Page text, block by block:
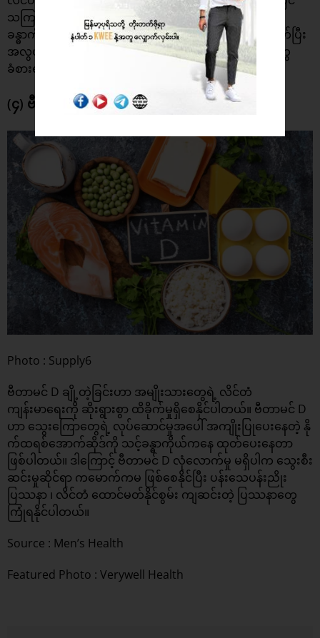
သကြားဓာတ်ကို လိုတာထက်ပိုပြီး စားသုံးတဲ့အခါ ကွီးတို့
ခန္ဓာကိုယ်မှာ စွမ်းအင်ကျဆင်းမှု ပြဿနာကို ဖြစ်ပေါ်စေတတ်ပြီး
အလွယ်တကူ ပင်ပန်းနွမ်းနယ်တာ ၊ လေးလံထိုင်းမှိုင်းတာတွေ
ခံစားရနိုင်ပါတယ်။
(၄) ဗီတာမင် D အလုံအလောက် မဖြည့်တင်းခြင်း
Photo : Supply6
ဗီတာမင် D ချို့တဲ့ခြင်းဟာ အမျိုးသားတွေရဲ့ လိင်တံ
ကျန်းမာရေးကို ဆိုးရွားစွာ ထိခိုက်မှုရှိစေနိုင်ပါတယ်။ ဗီတာမင် D
ဟာ သွေးကြောတွေရဲ့ လုပ်ဆောင်မှုအပေါ် အကျိုးပြုပေးနေတဲ့ နို
က်ထရစ်အောက်ဆိုဒ်ကို သင့်ခန္ဓာကိုယ်ကနေ ထုတ်ပေးနေတာ
ဖြစ်ပါတယ်။ ဒါကြောင့် ဗီတာမင် D လုံလောက်မှု မရှိပါက သွေးစီး
ဆင်းမှုဆိုင်ရာ ကမောက်ကမ ဖြစ်စေနိုင်ပြီး ပန်းသေပန်းညိုး
ပြဿနာ ၊ လိင်တံ ထောင်မတ်နိုင်စွမ်း ကျဆင်းတဲ့ ပြဿနာတွေ
ကြုံရနိုင်ပါတယ်။
Source : Men’s Health
Featured Photo : Verywell Health